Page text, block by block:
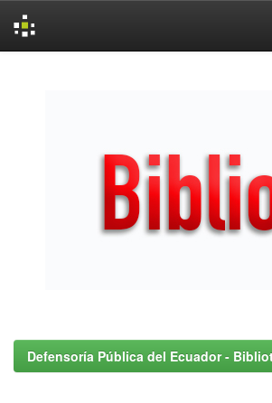
Defensoría Pública del Ecuador -